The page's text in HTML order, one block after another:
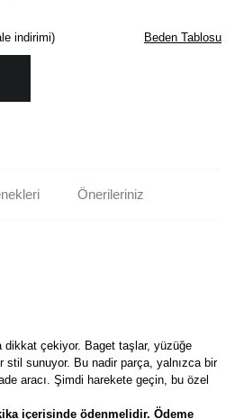
indirimi) Beden Tablosu
Önerileriniz
dikkat çekiyor. Baget taşlar, yüzüğe
stil sunuyor. Bu nadir parça, yalnızca bir
aracı. Şimdi harekete geçin, bu özel
içerisinde ödenmelidir. Ödeme